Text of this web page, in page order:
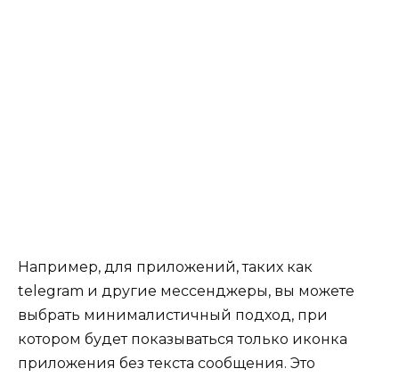
Например, для приложений, таких как
telegram и другие мессенджеры, вы можете
выбрать минималистичный подход, при
котором будет показываться только иконка
приложения без текста сообщения. Это